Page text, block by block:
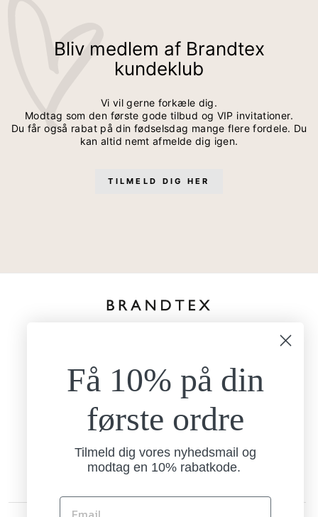
Bliv medlem af Brandtex
kundeklub
Vi vil gerne forkæle dig.
Modtag som den første gode tilbud og VIP invitationer.
Du får også rabat på din fødselsdag mange flere fordele. Du
kan altid nemt afmelde dig igen.
TILMELD DIG HER
Mandag - torsdag
9.00-15.00
9.00-13.00
Nordlundvej 1
7330 Brande
CVR: 13238006
Få 10% på din
første ordre
Tilmeld dig vores nyhedsmail og
modtag en 10% rabatkode.